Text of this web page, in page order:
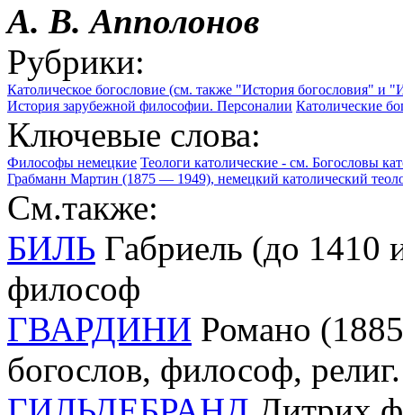
А. В. Апполонов
Рубрики:
Католическое богословие (см. также "История богословия" и
История зарубежной философии. Персоналии Католические
Ключевые слова:
Философы немецкие Теологи католические - см. Богословы
Грабманн Мартин (1875 — 1949), немецкий католический
См.также:
БИЛЬ Габриель (до 1410
философ
ГВАРДИНИ Романо
богослов, философ,